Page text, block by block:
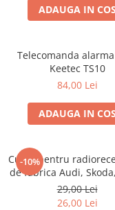
ADAUGA IN COS
Telecomanda
Keetec TS10
84,00 Lei
ADAUGA IN COS
-10%
Cupla pentru
de fabrica Audi,
conector ISO
29,00 Lei
26,00 Lei